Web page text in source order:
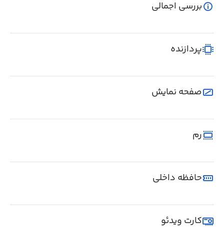
بررسی اجمالی
پردازنده
صفحه نمایش
رم
حافظه داخلی
کارت ویدئو